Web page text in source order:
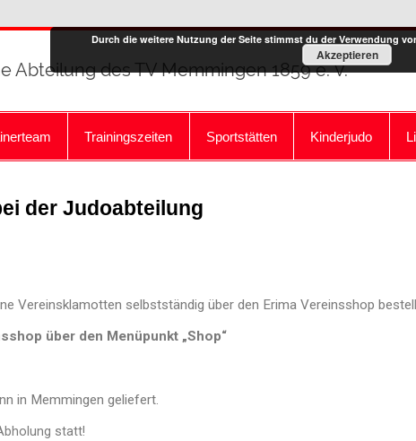
Abteilung des TV Memmingen 1859 e. V.
Trainingszeiten Sportstätten Kinderjudo
der Judoabteilung
Vereinsklamotten selbstständig über den Erima Vereinsshop
über den Menüpunkt „Shop“
in Memmingen geliefert.
statt!
Durch die weitere Nutzung der Seite stimmst du der Verwendung
Akzeptieren